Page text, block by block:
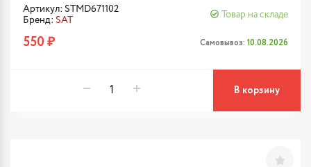
Артикул: STMD671102
Бренд: SAT
Товар на складе
550 ₽ Самовывоз: 10.08.2026
В корзину